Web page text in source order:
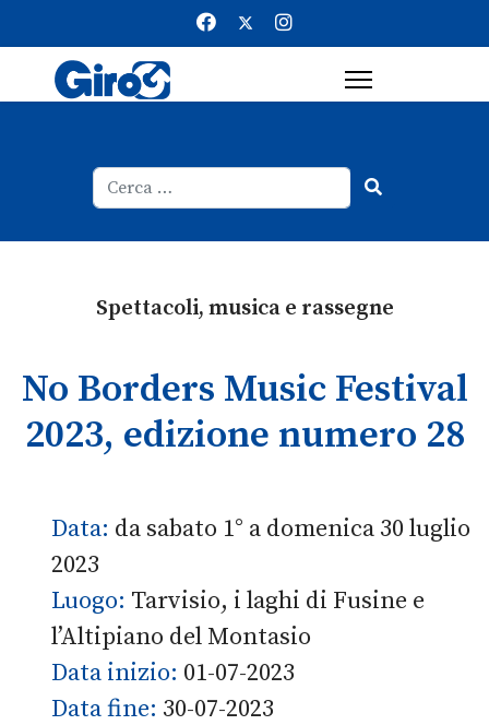
Spettacoli, musica e rassegne
No Borders Music Festival
2023, edizione numero 28
Data: da sabato 1° a domenica 30 luglio
2023
Luogo: Tarvisio, i laghi di Fusine e
l’Altipiano del Montasio
Data inizio: 01-07-2023
Data fine: 30-07-2023